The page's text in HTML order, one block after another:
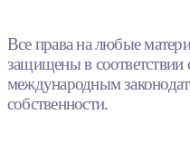
Все права на любые
защищены в соответствии
международным
собственности.